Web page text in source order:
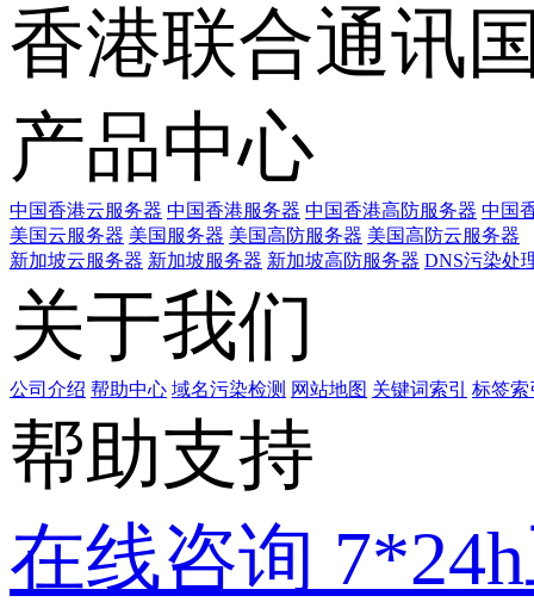
香港联合通讯
产品中心
中国香港云服务器 中国香港服务器 中国香港高防服务器 中国
美国云服务器 美国服务器 美国高防服务器 美国高防云服务器
新加坡云服务器 新加坡服务器 新加坡高防服务器 DNS污染处
关于我们
公司介绍 帮助中心 域名污染检测 网站地图 关键词索引 标签索
帮助支持
在线咨询